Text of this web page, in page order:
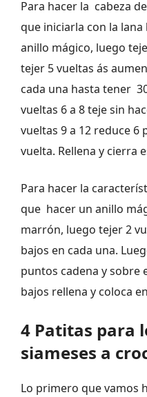
Para hacer la cabeza
que iniciarla con la
anillo mágico, luego
tejer 5 vueltas ás
cada una hasta tener
vueltas 6 a 8 teje sin
vueltas 9 a 12 reduce 6
vuelta. Rellena y cierra
Para hacer la
que hacer un anillo
marrón, luego tejer 2
bajos en cada una.
puntos cadena y sobre
bajos rellena y coloca
4 Patitas para
siameses a
Lo primero que vamos